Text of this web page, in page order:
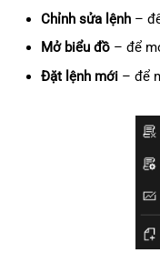
Chỉnh sửa lệnh–
Mở biểu đồ– để
Đặt lệnh mới– để